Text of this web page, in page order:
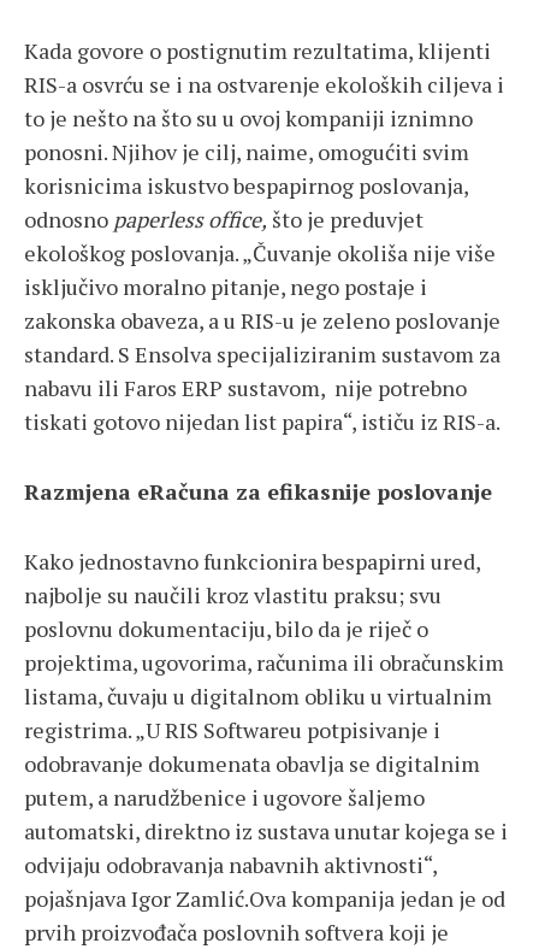
Kada govore o postignutim rezultatima, klijenti
RIS-a osvrću se i na ostvarenje ekoloških ciljeva i
to je nešto na što su u ovoj kompaniji iznimno
ponosni. Njihov je cilj, naime, omogućiti svim
korisnicima iskustvo bespapirnog poslovanja,
odnosno paperless office, što je preduvjet
ekološkog poslovanja. „Čuvanje okoliša nije više
isključivo moralno pitanje, nego postaje i
zakonska obaveza, a u RIS-u je zeleno poslovanje
standard. S Ensolva specijaliziranim sustavom za
nabavu ili Faros ERP sustavom, nije potrebno
tiskati gotovo nijedan list papira“, ističu iz RIS-a.
Razmjena eRačuna za efikasnije poslovanje
Kako jednostavno funkcionira bespapirni ured,
najbolje su naučili kroz vlastitu praksu; svu
poslovnu dokumentaciju, bilo da je riječ o
projektima, ugovorima, računima ili obračunskim
listama, čuvaju u digitalnom obliku u virtualnim
registrima. „U RIS Softwareu potpisivanje i
odobravanje dokumenata obavlja se digitalnim
putem, a narudžbenice i ugovore šaljemo
automatski, direktno iz sustava unutar kojega se i
odvijaju odobravanja nabavnih aktivnosti“,
pojašnjava Igor Zamlić.Ova kompanija jedan je od
prvih proizvođača poslovnih softvera koji je